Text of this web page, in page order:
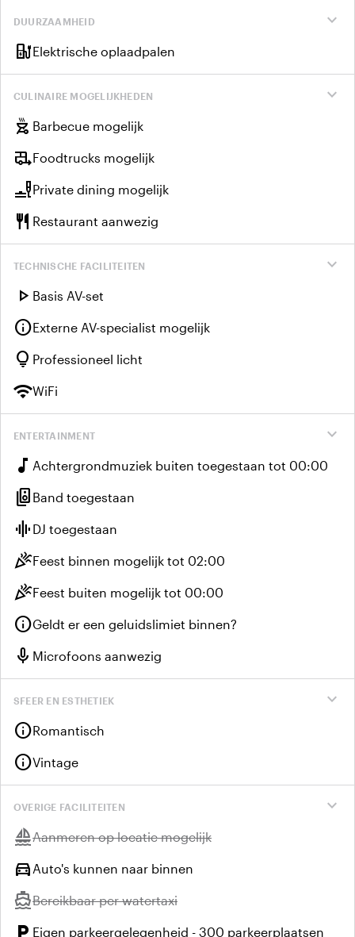
expand_more
DUURZAAMHEID
ev_chargerElektrische oplaadpalen
expand_more
CULINAIRE MOGELIJKHEDEN
outdoor_grill Barbecue mogelijk
rv_hookupFoodtrucks mogelijk
brunch_diningPrivate dining mogelijk
restaurant Restaurant aanwezig
expand_more
TECHNISCHE FACILITEITEN
play_arrow Basis AV-set
infoExterne AV-specialist mogelijk
lightbulb Professioneel licht
wifiWiFi
expand_more
ENTERTAINMENT
music_note Achtergrondmuziek buiten toegestaan tot 00:00
speaker_group Band toegestaan
graphic_eq DJ toegestaan
celebrationFeest binnen mogelijk tot 02:00
celebrationFeest buiten mogelijk tot 00:00
infoGeldt er een geluidslimiet binnen?
mic Microfoons aanwezig
expand_more
SFEER EN ESTHETIEK
infoRomantisch
infoVintage
expand_more
OVERIGE FACILITEITEN
sailingNiet beschikbaar:
Aanmeren op locatie mogelijk
directions_car Auto's kunnen naar binnen
directions_boatNiet beschikbaar:
Bereikbaar per watertaxi
local_parking Eigen parkeergelegenheid - 300 parkeerplaatsen